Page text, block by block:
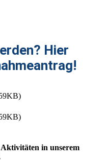
Hier
ntrag!
in unserem